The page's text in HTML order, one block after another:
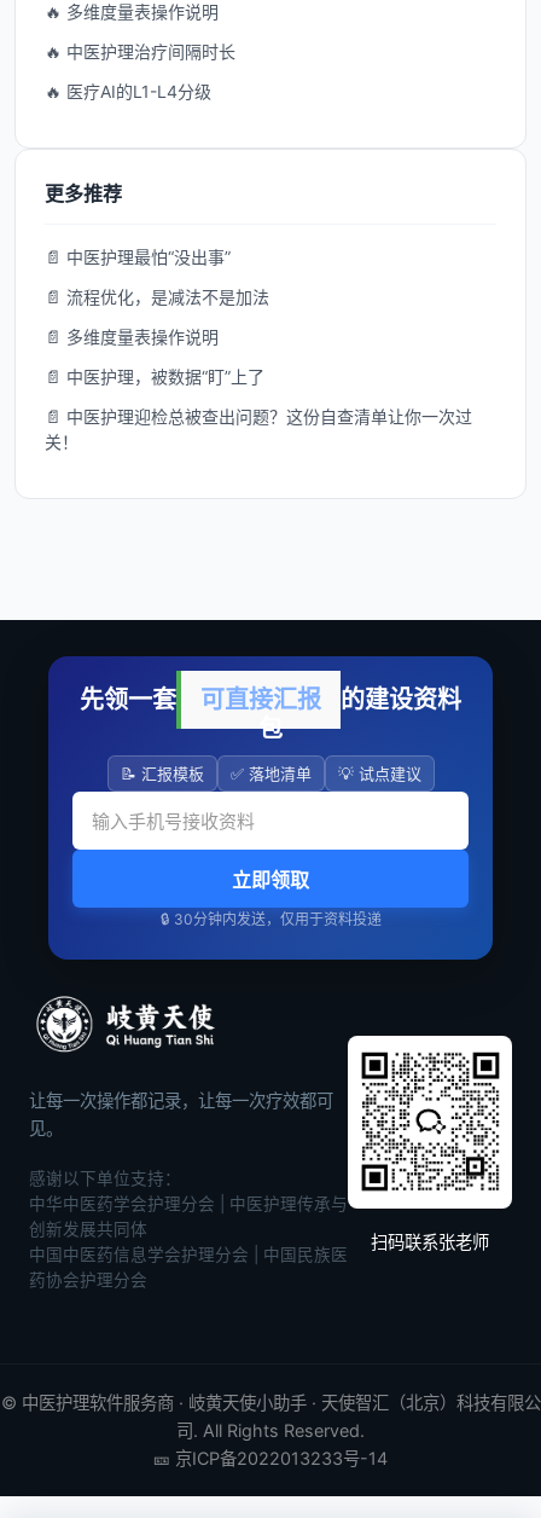
🔥 多维度量表操作说明
🔥 中医护理治疗间隔时长
🔥 医疗AI的L1-L4分级
更多推荐
📄 中医护理最怕“没出事”
📄 流程优化，是减法不是加法
📄 多维度量表操作说明
📄 中医护理，被数据“盯”上了
📄 中医护理迎检总被查出问题？这份自查清单让你一次过
关！
先领一套 可直接汇报
的建设资料
包
📝 汇报模板 ✅ 落地清单 💡 试点建议
立即领取
🔒 30分钟内发送，仅用于资料投递
让每一次操作都记录，让每一次疗效都可
见。
感谢以下单位支持：
中华中医药学会护理分会 | 中医护理传承与
创新发展共同体
中国中医药信息学会护理分会 | 中国民族医
药协会护理分会
扫码联系张老师
© 中医护理软件服务商 · 岐黄天使小助手 · 天使智汇（北京）科技有限公
司. All Rights Reserved.
🎫 京ICP备2022013233号-14